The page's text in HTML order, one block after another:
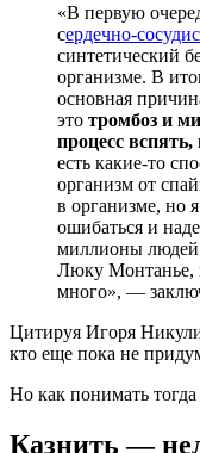
«В первую
сердечно-
синтетический
организме. В
основная
это тромбоз и
процесс
есть какие-то
организм от
в организме, но
ошибаться и
миллионы людей
Люку Монтанье,
много», —
Цитируя Игоря
кто еще пока не
Но как понимать
Казнить —